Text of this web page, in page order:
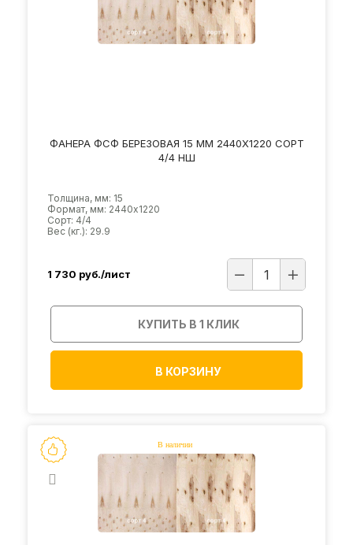
ФАНЕРА ФСФ БЕРЕЗОВАЯ 15 ММ 2440Х1220 СОРТ
4/4 НШ
Толщина, мм: 15
Формат, мм: 2440х1220
Сорт: 4/4
Вес (кг.): 29.9
1 730 руб./лист
КУПИТЬ В 1 КЛИК
В КОРЗИНУ